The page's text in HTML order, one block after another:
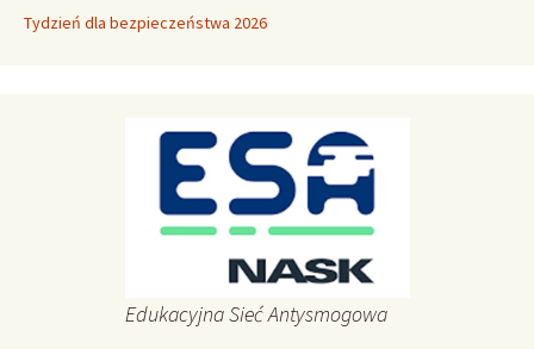
Tydzień dla bezpieczeństwa 2026
Edukacyjna Sieć Antysmogowa